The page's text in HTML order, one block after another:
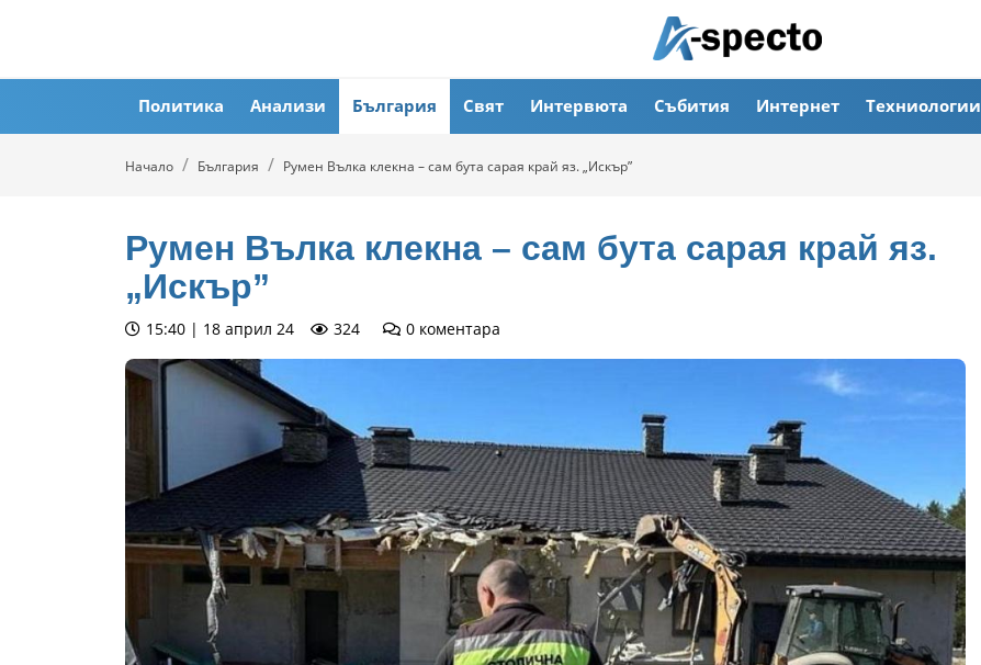
Политика Анализи България Свят Интервюта Събития Интернет Техниологии
Начало България Румен Вълка клекна – сам бута сарая край яз. „Искър”
Румен Вълка клекна – сам бута сарая край яз.
„Искър”
15:40 | 18 април 24 324 0 коментара